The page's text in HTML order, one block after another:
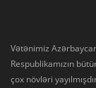
Vətənimiz
Respublikamızın
çox növləri